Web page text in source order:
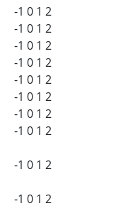
-1 0 1 2
-1 0 1 2
-1 0 1 2
-1 0 1 2
-1 0 1 2
-1 0 1 2
-1 0 1 2
-1 0 1 2
-1 0 1 2
-1 0 1 2